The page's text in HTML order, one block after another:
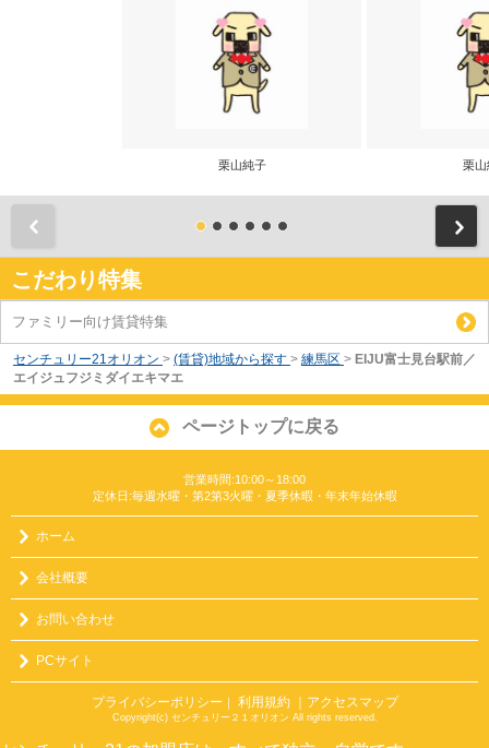
栗山純子 栗山
こだわり特集
ファミリー向け賃貸特集
センチュリー21オリオン > (賃貸)地域から探す > 練馬区 > EIJU富士見台駅前／
エイジュフジミダイエキマエ
ページトップに戻る
営業時間:10:00～18:00
定休日:毎週水曜・第2第3火曜・夏季休暇・年末年始休暇
ホーム
会社概要
お問い合わせ
PCサイト
プライバシーポリシー 利用規約 ｜アクセスマップ
Copyright(c) センチュリー２１オリオン All rights reserved.